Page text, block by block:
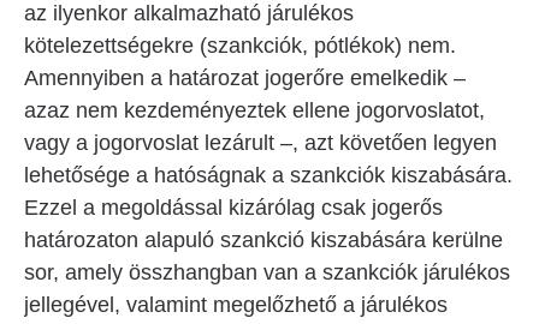
az ilyenkor alkalmazható járulékos
kötelezettségekre (szankciók, pótlékok) nem.
Amennyiben a határozat jogerőre emelkedik –
azaz nem kezdeményeztek ellene jogorvoslatot,
vagy a jogorvoslat lezárult –, azt követően legyen
lehetősége a hatóságnak a szankciók kiszabására.
Ezzel a megoldással kizárólag csak jogerős
határozaton alapuló szankció kiszabására kerülne
sor, amely összhangban van a szankciók járulékos
jellegével, valamint megelőzhető a járulékos